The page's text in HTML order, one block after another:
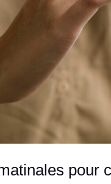
pour